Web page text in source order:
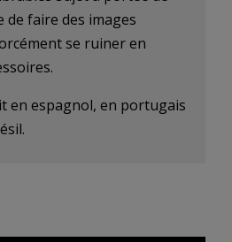
de faire des images
se ruiner en
en espagnol, en portugais